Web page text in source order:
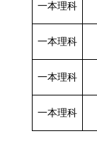
一本理科
一本理科
一本理科
一本理科